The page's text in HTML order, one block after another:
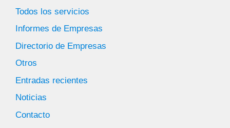
Todos los servicios
Informes de Empresas
Directorio de Empresas
Otros
Entradas recientes
Noticias
Contacto